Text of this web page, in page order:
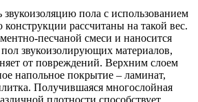
звукоизоляцию пола с использованием
конструкции рассчитаны на такой вес.
песчаной смеси и наносится
звукоизолирующих материалов,
от повреждений. Верхним слоем
напольное покрытие – ламинат,
Получившаяся многослойная
плотности способствует